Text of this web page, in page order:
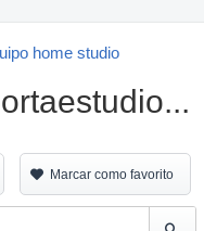
home studio
Marcar como favorito